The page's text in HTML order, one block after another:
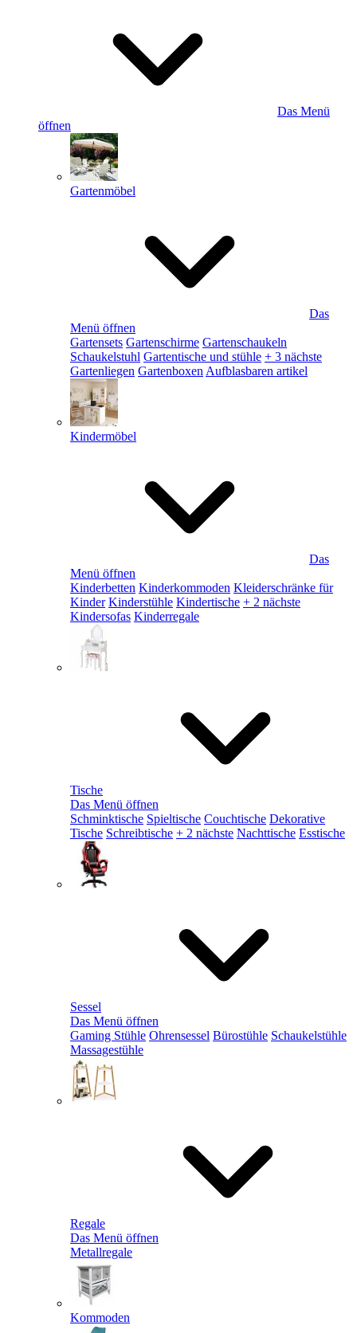
Das Menü
öffnen
Gartenmöbel
Das
Menü öffnen
Gartensets Gartenschirme Gartenschaukeln
Schaukelstuhl Gartentische und stühle + 3 nächste
Gartenliegen Gartenboxen Aufblasbaren artikel
Kindermöbel
Das
Menü öffnen
Kinderbetten Kinderkommoden Kleiderschränke für
Kinder Kinderstühle Kindertische + 2 nächste
Kindersofas Kinderregale
Tische
Das Menü öffnen
Schminktische Spieltische Couchtische Dekorative
Tische Schreibtische + 2 nächste Nachttische Esstische
Sessel
Das Menü öffnen
Gaming Stühle Ohrensessel Bürostühle Schaukelstühle
Massagestühle
Regale
Das Menü öffnen
Metallregale
Kommoden